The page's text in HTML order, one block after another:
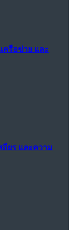
ครือข่าย และ
ถียร และความ